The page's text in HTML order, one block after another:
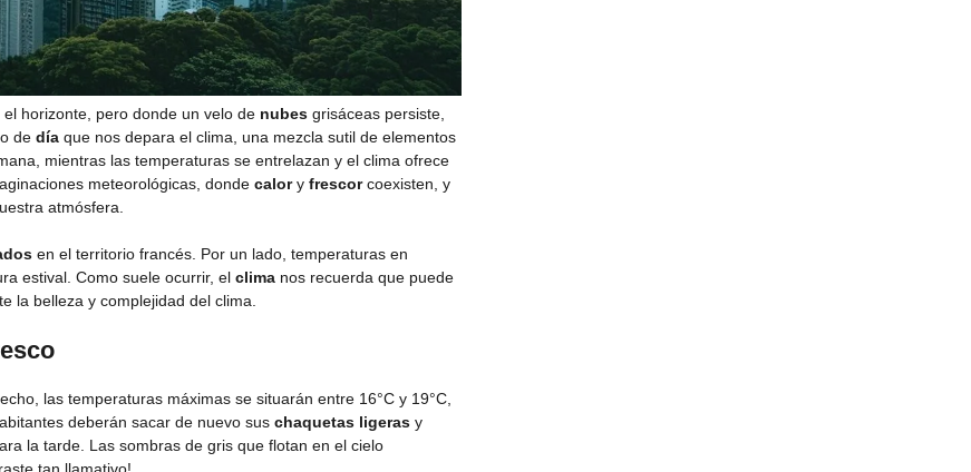
horizonte, pero donde un velo de nubes grisáceas persiste,
de día que nos depara el clima, una mezcla sutil de elementos
mientras las temperaturas se entrelazan y el clima ofrece
meteorológicas, donde calory frescorcoexisten, y
atmósfera.
en el territorio francés. Por un lado, temperaturas en
estival. Como suele ocurrir, el clima nos recuerda que puede
la belleza y complejidad del clima.
las temperaturas máximas se situarán entre 16°C y 19°C,
deberán sacar de nuevo sus chaquetas ligeras y
la tarde. Las sombras de gris que flotan en el cielo